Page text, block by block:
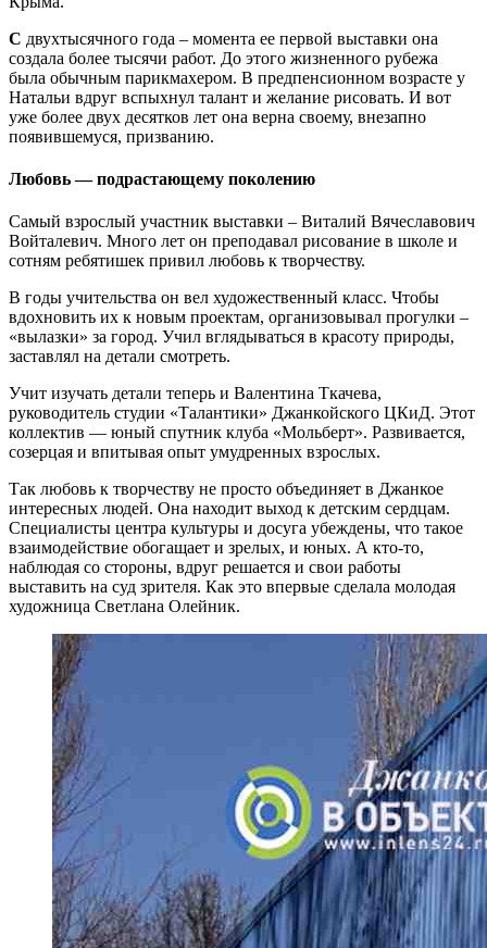
С двухтысячного года – момента ее первой выставки она
создала более тысячи работ. До этого жизненного рубежа
была обычным парикмахером. В предпенсионном возрасте у
Натальи вдруг вспыхнул талант и желание рисовать. И вот
уже более двух десятков лет она верна своему, внезапно
появившемуся, призванию.
Любовь — подрастающему поколению
Самый взрослый участник выставки – Виталий Вячеславович
Войталевич. Много лет он преподавал рисование в школе и
сотням ребятишек привил любовь к творчеству.
В годы учительства он вел художественный класс. Чтобы
вдохновить их к новым проектам, организовывал прогулки –
«вылазки» за город. Учил вглядываться в красоту природы,
заставлял на детали смотреть.
Учит изучать детали теперь и Валентина Ткачева,
руководитель студии «Талантики» Джанкойского ЦКиД. Этот
коллектив — юный спутник клуба «Мольберт». Развивается,
созерцая и впитывая опыт умудренных взрослых.
Так любовь к творчеству не просто объединяет в Джанкое
интересных людей. Она находит выход к детским сердцам.
Специалисты центра культуры и досуга убеждены, что такое
взаимодействие обогащает и зрелых, и юных. А кто-то,
наблюдая со стороны, вдруг решается и свои работы
выставить на суд зрителя. Как это впервые сделала молодая
художница Светлана Олейник.